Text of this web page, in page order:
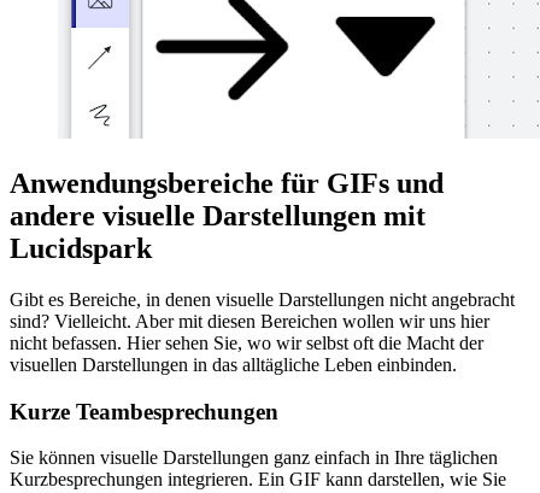
Anwendungsbereiche für GIFs und
andere visuelle Darstellungen mit
Lucidspark
Gibt es Bereiche, in denen visuelle Darstellungen nicht angebracht
sind? Vielleicht. Aber mit diesen Bereichen wollen wir uns hier
nicht befassen. Hier sehen Sie, wo wir selbst oft die Macht der
visuellen Darstellungen in das alltägliche Leben einbinden.
Kurze Teambesprechungen
Sie können visuelle Darstellungen ganz einfach in Ihre täglichen
Kurzbesprechungen integrieren. Ein GIF kann darstellen, wie Sie